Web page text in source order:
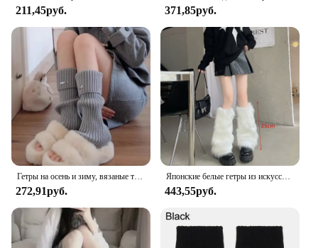
211,45руб. 371,85руб.
Гетры на осень и зиму, вязаные толстые теплые носки в стиле Лолиты для девочек, металлическая табличка с именем, белые, черные свободные гетры, высокие носки до бедра
272,91руб.
Японские белые гетры из искусственного меха, бахилы Y2K, однотонные носки в готическом стиле, панк Jk, длиной до колена, хип-хоп, модные теплые носки для девочек
443,55руб.